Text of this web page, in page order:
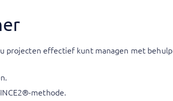
projecten effectief kunt managen met behulp
methode.